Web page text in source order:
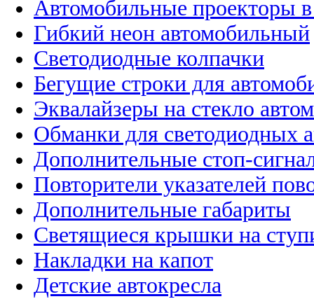
Автомобильные проекторы
Гибкий неон автомобильный
Светодиодные колпачки
Бегущие строки для
Эквалайзеры на стекло
Обманки для светодиодных
Дополнительные стоп-
Повторители указателей
Дополнительные габариты
Светящиеся крышки на
Накладки на капот
Детские автокресла